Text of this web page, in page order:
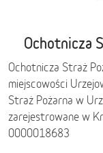
Ochotnicza
Ochotnicza Straż
miejscowości
Straż Pożarna w
zarejestrowane w
0000018683